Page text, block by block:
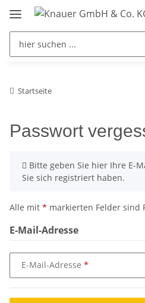
Startseite
Passwort
x Bitte geben Sie hier Ihre E-
Sie sich registriert haben.
Alle mit * markierten Felder sind
E-Mail-Adresse
E-Mail-Adresse